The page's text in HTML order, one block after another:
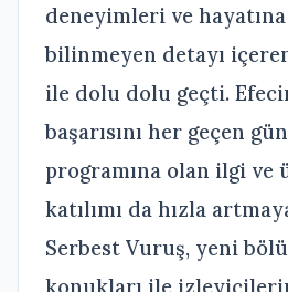
deneyimleri ve
bilinmeyen detayı
ile dolu dolu geçti.
başarısını her geçen
programına olan ilgi ve
katılımı da hızla
Serbest Vuruş, yeni
konukları ile